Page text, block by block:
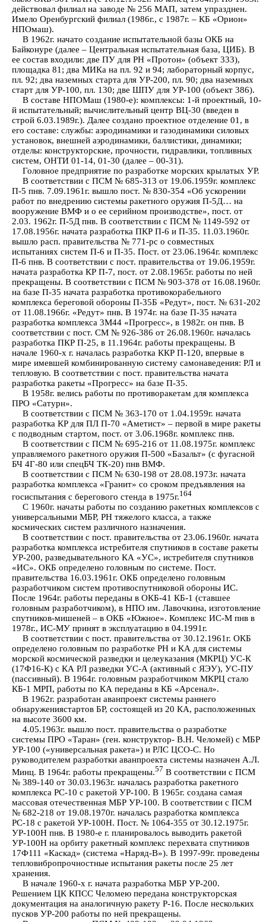
действовал филиал на заводе № 256 МАП, затем упразднен.
Имело Оренбургский филиал (1986г., с 1987г. – КБ «Орион»
НПОмаш).
В 1962г. начато создание испытательной базы ОКБ на
Байконуре (далее – Центральная испытательная база, ЦИБ). В
ее состав входили: две ПУ для РН «Протон» (объект 333),
площадка 81; два МИКа на пл. 92 и 94; лабораторный корпус,
пл. 92; два наземных старта для УР-200, пл. 90; два наземных
старт для УР-100, пл. 130; две ШПУ для УР-100 (объект 386).
В составе НПОМаш (1980-е): комплексы: 1-й проектный, 10-
й испытательный; вычислительный центр ВЦ-30 (введен в
строй 6.03.1989г.). Далее создано проектное отделение 01, в
его составе: службы: аэродинамики и газодинамики силовых
установок, внешней аэродинамики, баллистики, динамики;
отделы: конструкторские, прочности, гидравлики, топливных
систем, ОНТИ 01-14, 01-30 (далее – 00-31).
Головное предприятие по разработке морских крылатых УР.
В соответствии с ПСМ № 685-313 от 19.06.1959г. комплекс
П-5 пнв. 7.09.1961г. вышло пост. № 830-354 «Об ускорении
работ по внедрению системы ракетного оружия П-5Д… на
вооружение ВМФ и о ее серийном производстве», пост. от
2.03. 1962г. П-5Д пнв. В соответствии с ПСМ № 1149-592 от
17.08.1956г. начата разработка ПКР П-6 и П-35. 11.03.1960г.
вышло расп. правительства № 771-рс о совместных
испытаниях систем П-6 и П-35. Пост. от 23.06.1964г. комплекс
П-6 пнв. В соответствии с пост. правительства от 19.06.1959г.
начата разработка КР П-7, пост. от 2.08.1965г. работы по ней
прекращены. В соответствии с ПСМ № 903-378 от 16.08.1960г.
на базе П-35 начата разработка противокорабельного
комплекса береговой обороны П-35Б «Редут», пост. № 631-202
от 11.08.1966г. «Редут» пнв. В 1974г. на базе П-35 начата
разработка комплекса 3М44 «Прогресс», в 1982г. он пнв. В
соответствии с пост. СМ № 926-386 от 26.08.1960г. началась
разработка ПКР П-25, в 11.1964г. работы прекращены. В
начале 1960-х г. началась разработка ККР П-120, впервые в
мире имевшей комбинированную систему самонаведения: РЛ и
тепловую. В соответствии с пост. правительства начата
разработка ракеты «Прогресс» на базе П-35.
В 1958г. велись работы по противоракетам для комплекса
ПРО «Сатурн».
В соответствии с ПСМ № 363-170 от 1.04.1959г. начата
разработка КР для ПЛ П-70 «Аметист» – первой в мире ракеты
с подводным стартом, пост. от 3.06.1968г. комплекс пнв.
В соответствии с ПСМ № 695-216 от 11.08.1975г. комплекс
управляемого ракетного оружия П-500 «Базальт» (с фугасной
БЧ 4Г-80 или спецБЧ ТК-20) пнв ВМФ.
В соответствии с ПСМ № 630-198 от 28.08.1973г. начата
разработка комплекса «Гранит» со сроком предъявления на
госиспытания с берегового стенда в 1975г.164
С 1960г. начаты работы по созданию ракетных комплексов с
универсальными МБР, РН тяжелого класса, а также
космических систем различного назначения.
В соответствии с пост. правительства от 23.06.1960г. начата
разработка комплекса истребителя спутников в составе ракеты
УР-200, разведывательного КА «УС», истребителя спутников
«ИС». ОКБ определено головным по системе. Пост.
правительства 16.03.1961г. ОКБ определено головным
разработчиком систем противоспутниковой обороны ИС.
После 1964г. работы переданы в ОКБ-41 КБ-1 (ставшее
головным разработчиком), в НПО им. Лавочкина, изготовление
спутников-мишеней – в ОКБ «Южное». Комплекс ИС-М пнв в
1978г., ИС-МУ принят в эксплуатацию в 04.1991г.
В соответствии с пост. правительства от 30.12.1961г. ОКБ
определено головным по разработке РН и КА для системы
морской космической разведки и целеуказания (МКРЦ) УС-К
(17Ф16-К) с КА РЛ разведки УС-А (активный с ЯЭУ), УС-ПУ
(пассивный). В 1964г. головным разработчиком МКРЦ стало
КБ-1 МРП, работы по КА переданы в КБ «Арсенал».
В 1962г. разработан аванпроект системы раннего
обнаружениястартов БР, состоящей из 20 КА, расположенных
на высоте 3600 км.
4.05.1963г. вышло пост. правительства о разработке
системы ПРО «Таран» (ген. конструктор- В.Н. Челомей) с МБР
УР-100 («универсальная ракета») и РЛС ЦСО-С. Но
руководителем разработки аванпроекта системы назначен А.Л.
Минц. В 1964г. работы прекращены.57 В соответствии с ПСМ
№ 389-140 от 30.03.1963г. началась разработка ракетного
комплекса РС-10 с ракетой УР-100. В 1965г. создана самая
массовая отечественная МБР УР-100. В соответствии с ПСМ
№ 682-218 от 19.08.1970г. началась разработка комплекса
РС-18 с ракетой УР-100Н. Пост. № 1064-355 от 30.12.1975г.
УР-100Н пнв. В 1980-е г. планировалось выводить ракетой
УР-100Н на орбиту ракетный комплекс перехвата спутников
17Ф111 «Каскад» (система «Наряд-В»). В 1997-99г. проведены
тепловибропрочностные испытания ракеты после 25 лет
хранения.
В начале 1960-х г. начата разработка МБР УР-200.
Решением ЦК КПСС Челомею передана конструкторская
документация на аналогичную ракету Р-16. После нескольких
пусков УР-200 работы по ней прекращены.